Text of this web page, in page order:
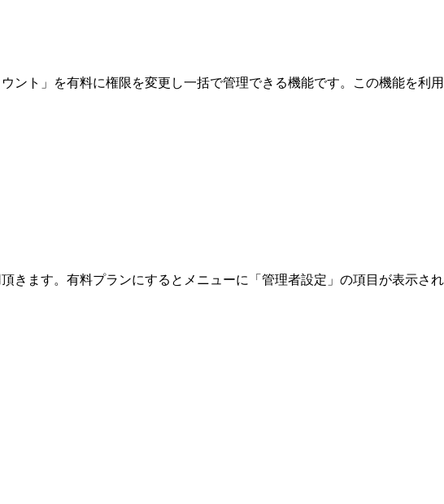
ント」を有料に権限を変更し一括で管理できる機能です。この機能を利
きます。有料プランにするとメニューに「管理者設定」の項目が表示さ